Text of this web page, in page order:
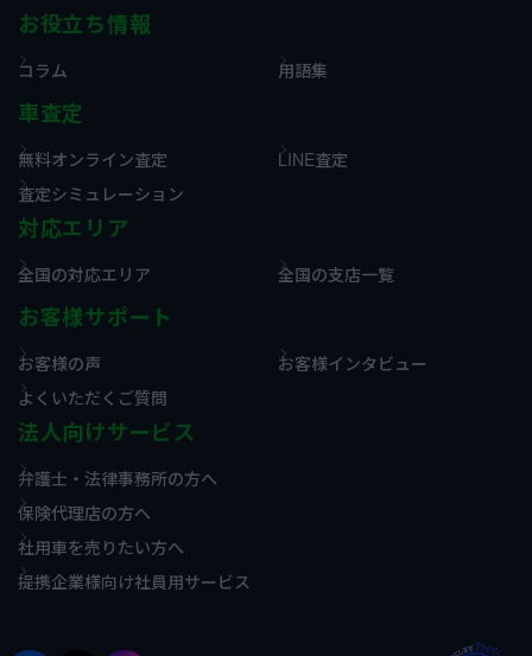
お役立ち情報
コラム 用語集
車査定
無料オンライン査定
LINE査定
査定シミュレーション
対応エリア
全国の対応エリア 全国の支店一覧
お客様サポート
お客様の声
お客様インタビュー
よくいただくご質問
法人向けサービス
弁護士・法律事務所の方へ
保険代理店の方へ
社用車を売りたい方へ
提携企業様向け社員用サービス